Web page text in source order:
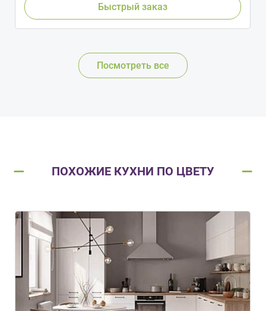
Быстрый заказ
Посмотреть все
ПОХОЖИЕ КУХНИ ПО ЦВЕТУ